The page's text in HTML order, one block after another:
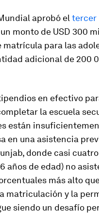
aprobó el tercer
monto de USD 300
matrícula para las
adicional de 200
en efectivo
la escuela
están
en una asistencia
donde casi
años de edad) no
más alto
matriculación y la
siendo un desafío